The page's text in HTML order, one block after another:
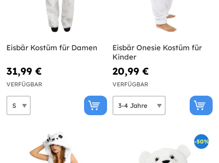
Eisbär Kostüm für Damen
31,99 €
VERFÜGBAR
Eisbär Onesie Kostüm für
Kinder
20,99 €
VERFÜGBAR
-50%